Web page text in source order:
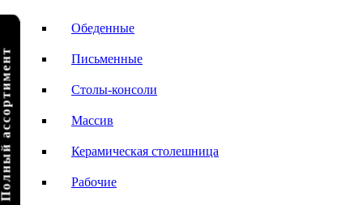
Обеденные
Письменные
Столы-консоли
Массив
Керамическая столешница
Рабочие